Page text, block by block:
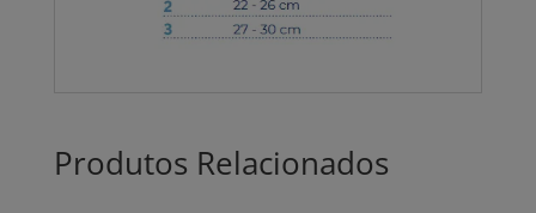
Produtos Relacionados